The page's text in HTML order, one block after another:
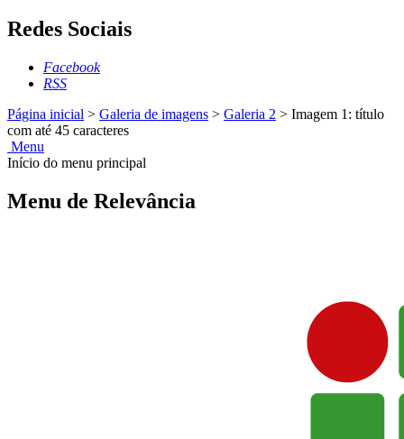
Redes Sociais
Facebook
RSS
Página inicial > Galeria de imagens > Galeria 2 > Imagem 1: título
com até 45 caracteres
Menu
Início do menu principal
Menu de Relevância